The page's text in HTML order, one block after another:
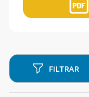
FILTRAR